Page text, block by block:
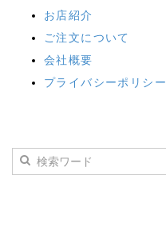
お店紹介
ご注文について
会社概要
プライバシーポリシー